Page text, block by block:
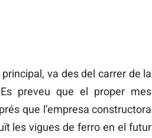
va des del carrer de la
preveu que el proper mes
que l’empresa constructora
les vigues de ferro en el futur